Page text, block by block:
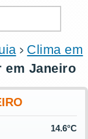
Clima em
em Janeiro
14.6°C